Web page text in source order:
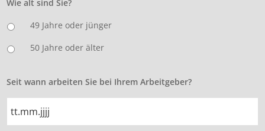
Wie alt sind Sie?
49 Jahre oder jünger
50 Jahre oder älter
Seit wann arbeiten Sie bei Ihrem Arbeitgeber?